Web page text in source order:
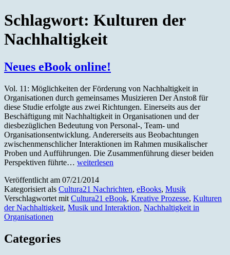
Schlagwort: Kulturen der
Nachhaltigkeit
Neues eBook online!
Vol. 11: Möglichkeiten der Förderung von Nachhaltigkeit in
Organisationen durch gemeinsames Musizieren Der Anstoß für
diese Studie erfolgte aus zwei Richtungen. Einerseits aus der
Beschäftigung mit Nachhaltigkeit in Organisationen und der
diesbezüglichen Bedeutung von Personal-, Team- und
Organisationsentwicklung. Andererseits aus Beobachtungen
zwischenmenschlicher Interaktionen im Rahmen musikalischer
Proben und Aufführungen. Die Zusammenführung dieser beiden
Perspektiven führte… Neues
online!
weiterlesen
Veröffentlicht am 07/21/2014
Kategorisiert als Cultura21 Nachrichten, eBooks, Musik
Verschlagwortet mit Cultura21 eBook, Kreative Prozesse, Kulturen
der Nachhaltigkeit, Musik und Interaktion, Nachhaltigkeit in
Organisationen
Categories